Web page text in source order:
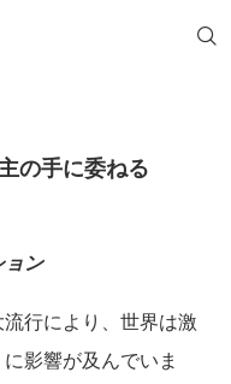
の手に委ねる
ョン
行により、世界は激
影響が及んでいま